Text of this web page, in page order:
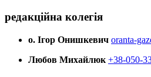
редакційна колегія
о. Ігор Онишкевич oranta-
Любов Михайлюк +38-050-